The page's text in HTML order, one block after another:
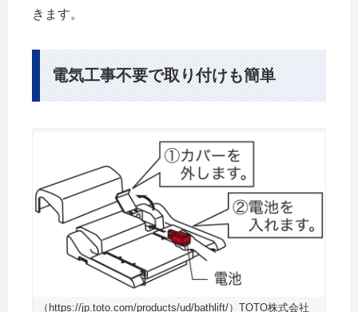
きます。
電気工事不要で取り付けも簡単
（https://jp.toto.com/products/ud/bathlift/）TOTO株式会社